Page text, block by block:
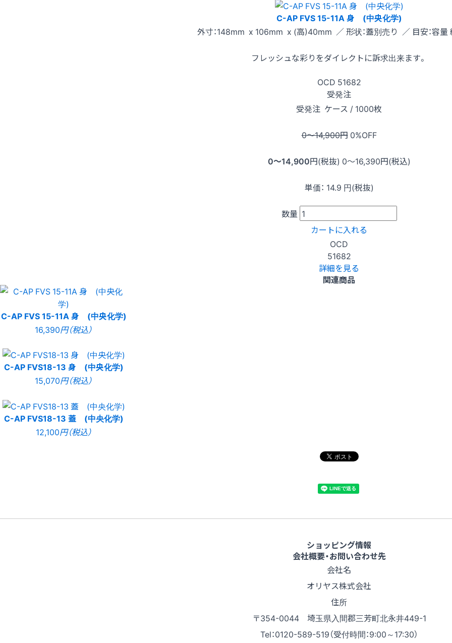
C-AP FVS 15-11A 身 (中央化学)
外寸：148mm x 106mm x (高)40mm ／ 形状：蓋別売り ／ 目安：容量
フレッシュな彩りをダイレクトに訴求出来ます。
OCD 51682
受発注
受発注 ケース / 1000枚
0〜14,900円 0%OFF
0〜14,900円(税抜) 0〜16,390円(税込)
単価： 14.9 円(税抜)
数量
カートに入れる
OCD
51682
詳細を見る
関連商品
C-AP FVS 15-11A 身 (中央化学)
16,390円（税込）
C-AP FVS18-13 身 (中央化学)
15,070円（税込）
C-AP FVS18-13 蓋 (中央化学)
12,100円（税込）
ショッピング情報
会社概要・お問い合わせ先
会社名
オリヤス株式会社
住所
〒354-0044 埼玉県入間郡三芳町北永井449-1
Tel：0120-589-519（受付時間：9:00～17:30）